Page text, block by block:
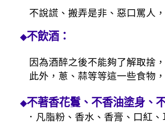
不說謊、搬弄是非、惡口罵人
◆不飲酒：
因為酒醉之後不能夠了解取捨
此外，蔥、蒜等等這一些食物
◆不著香花鬘、不香油塗身、
．凡脂粉、香水、香膏、口紅